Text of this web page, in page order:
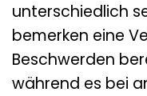
unterschiedlich
bemerken eine
Beschwerden
während es bei